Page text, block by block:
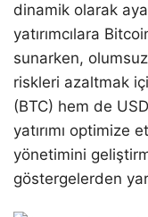
dinamik olarak
yatırımcılara
sunarken,
riskleri azaltmak
(BTC) hem de
yatırımı optimize
yönetimini
göstergelerden